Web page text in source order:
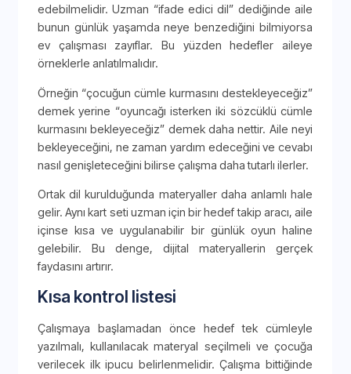
edebilmelidir. Uzman “ifade edici dil” dediğinde aile
bunun günlük yaşamda neye benzediğini bilmiyorsa
ev çalışması zayıflar. Bu yüzden hedefler aileye
örneklerle anlatılmalıdır.
Örneğin “çocuğun cümle kurmasını destekleyeceğiz”
demek yerine “oyuncağı isterken iki sözcüklü cümle
kurmasını bekleyeceğiz” demek daha nettir. Aile neyi
bekleyeceğini, ne zaman yardım edeceğini ve cevabı
nasıl genişleteceğini bilirse çalışma daha tutarlı ilerler.
Ortak dil kurulduğunda materyaller daha anlamlı hale
gelir. Aynı kart seti uzman için bir hedef takip aracı, aile
içinse kısa ve uygulanabilir bir günlük oyun haline
gelebilir. Bu denge, dijital materyallerin gerçek
faydasını artırır.
Kısa kontrol listesi
Çalışmaya başlamadan önce hedef tek cümleyle
yazılmalı, kullanılacak materyal seçilmeli ve çocuğa
verilecek ilk ipucu belirlenmelidir. Çalışma bittiğinde